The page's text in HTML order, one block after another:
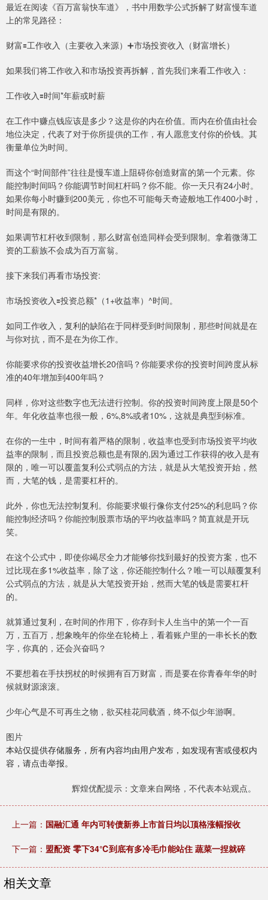
最近在阅读《百万富翁快车道》，书中用数学公式拆解了财富慢车道
上的常见路径：
财富🟰工作收入（主要收入来源）➕市场投资收入（财富增长）
如果我们将工作收入和市场投资再拆解，首先我们来看工作收入：
工作收入🟰时间*年薪或时薪
在工作中赚点钱应该是多少？这是你的内在价值。而内在价值由社会
地位决定，代表了对于你所提供的工作，有人愿意支付你的价钱。其
衡量单位为时间。
而这个“时间部件”往往是慢车道上阻碍你创造财富的第一个元素。你
能控制时间吗？你能调节时间杠杆吗？你不能。你一天只有24小时。
如果你每小时赚到200美元，你也不可能每天奇迹般地工作400小时，
时间是有限的。
如果调节杠杆收到限制，那么财富创造同样会受到限制。拿着微薄工
资的工薪族不会成为百万富翁。
接下来我们再看市场投资:
市场投资收入🟰投资总额*（1+收益率）^时间。
如同工作收入，复利的缺陷在于同样受到时间限制，那些时间就是在
与你对抗，而不是在为你工作。
你能要求你的投资收益增长20倍吗？你能要求你的投资时间跨度从标
准的40年增加到400年吗？
同样，你对这些数字也无法进行控制。你的投资时间跨度上限是50个
年。年化收益率也很一般，6%,8%或者10%，这就是典型到标准。
在你的一生中，时间有着严格的限制，收益率也受到市场投资平均收
益率的限制，而且投资总额也是有限的,因为通过工作获得的收入是有
限的，唯一可以覆盖复利公式弱点的方法，就是从大笔投资开始，然
而，大笔的钱，是需要杠杆的。
此外，你也无法控制复利。你能要求银行像你支付25%的利息吗？你
能控制经济吗？你能控制股票市场的平均收益率吗？简直就是开玩
笑。
在这个公式中，即使你竭尽全力才能够你找到最好的投资方案，也不
过比现在多1%收益率，除了这，你还能控制什么？唯一可以颠覆复利
公式弱点的方法，就是从大笔投资开始，然而大笔的钱是需要杠杆
的。
就算通过复利，在时间的作用下，你存到卡人生当中的第一个一百
万，五百万，想象晚年的你坐在轮椅上，看着账户里的一串长长的数
字，你真的，还会兴奋吗？
不要想着在手扶拐杖的时候拥有百万财富，而是要在你青春年华的时
候就财源滚滚。
少年心气是不可再生之物，欲买桂花同载酒，终不似少年游啊。
图片
本站仅提供存储服务，所有内容均由用户发布，如发现有害或侵权内
容，请点击举报。
辉煌优配提示：文章来自网络，不代表本站观点。
上一篇： 国融汇通 年内可转债新券上市首日均以顶格涨幅报收
下一篇： 盟配资 零下34℃到底有多冷毛巾能站住 蔬菜一捏就碎
相关文章